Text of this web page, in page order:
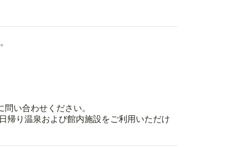
い合わせください。
り温泉および館内施設をご利用いただけ